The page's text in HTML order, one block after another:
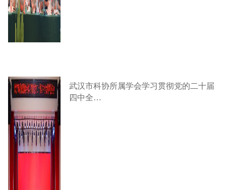
武汉市科协所属学会学习贯彻党的二十届
四中全…